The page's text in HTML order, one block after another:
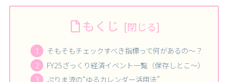
もくじ
そもそもチェックすべき指標って何があるの〜？
FY25ざっくり経済イベント一覧（保存しとこ〜）
ぷりま流の“ゆるカレンダー活用法”